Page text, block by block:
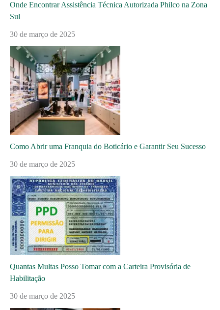
Onde Encontrar Assistência Técnica Autorizada Philco na Zona
Sul
30 de março de 2025
Como Abrir uma Franquia do Boticário e Garantir Seu Sucesso
30 de março de 2025
Quantas Multas Posso Tomar com a Carteira Provisória de
Habilitação
30 de março de 2025